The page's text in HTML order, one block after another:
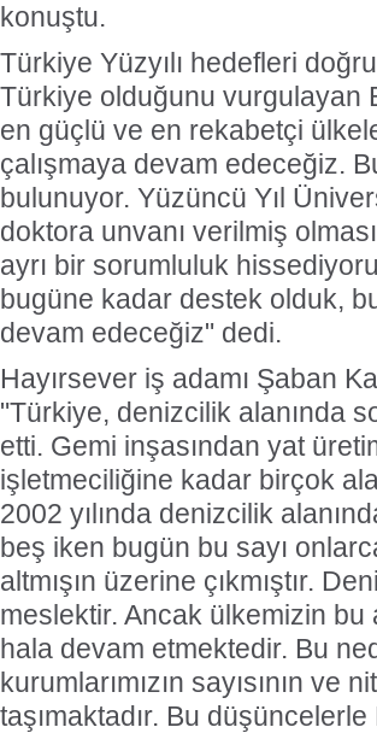
konuştu.
Türkiye Yüzyılı hedefleri
Türkiye olduğunu vurgulayan
en güçlü ve en rekabetçi
çalışmaya devam edeceğiz.
bulunuyor. Yüzüncü Yıl
doktora unvanı verilmiş
ayrı bir sorumluluk
bugüne kadar destek olduk,
devam edeceğiz" dedi.
Hayırsever iş adamı Şaban
"Türkiye, denizcilik alanında
etti. Gemi inşasından yat
işletmeciliğine kadar birçok
2002 yılında denizcilik
beş iken bugün bu sayı
altmışın üzerine çıkmıştır.
meslektir. Ancak ülkemizin bu
hala devam etmektedir. Bu
kurumlarımızın sayısının ve
taşımaktadır. Bu